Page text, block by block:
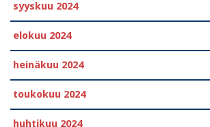
syyskuu 2024
elokuu 2024
heinäkuu 2024
toukokuu 2024
huhtikuu 2024